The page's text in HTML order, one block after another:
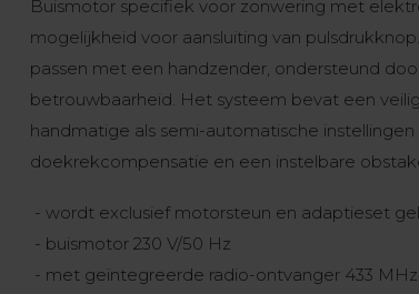
Buismotor specifiek voor zonwering met
mogelijkheid voor aansluiting van
passen met een handzender, ondersteund
betrouwbaarheid. Het systeem bevat een
handmatige als semi-automatische
doekrekcompensatie en een instelbare
- wordt exclusief motorsteun en adaptieset
- buismotor 230 V/50 Hz
- met geïntegreerde radio-ontvanger 433 MHz